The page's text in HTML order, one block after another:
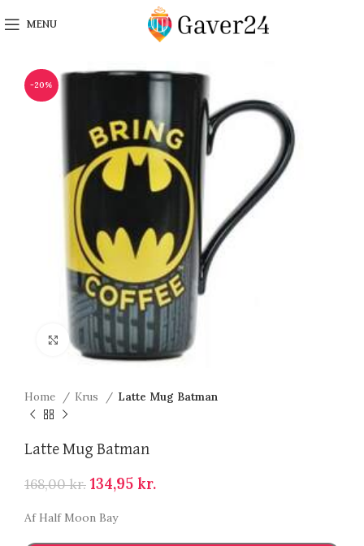
MENU
-20%
Click to enlarge
Home Krus Latte Mug Batman
Latte Mug Batman
168,00kr. 134,95 kr.
Af Half Moon Bay